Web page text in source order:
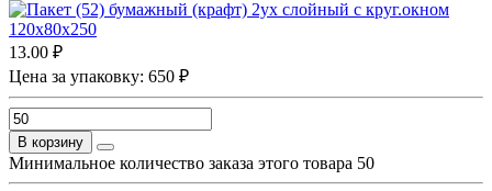
13.00 ₽
Цена за упаковку: 650 ₽
В корзину
Минимальное количество заказа этого товара 50